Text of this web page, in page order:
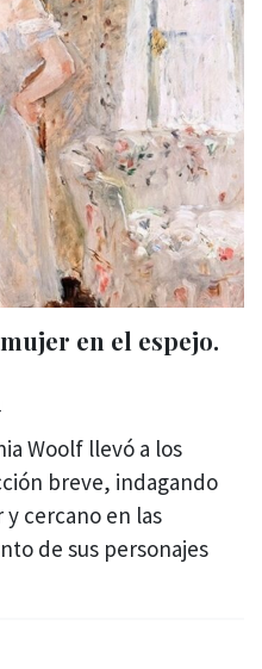
en el espejo.
Woolf llevó a los
breve, indagando
cercano en las
de sus personajes